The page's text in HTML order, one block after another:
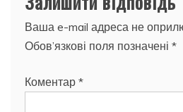
Ваша e-mail адреса не
Обов’язкові поля позначені *
Коментар *